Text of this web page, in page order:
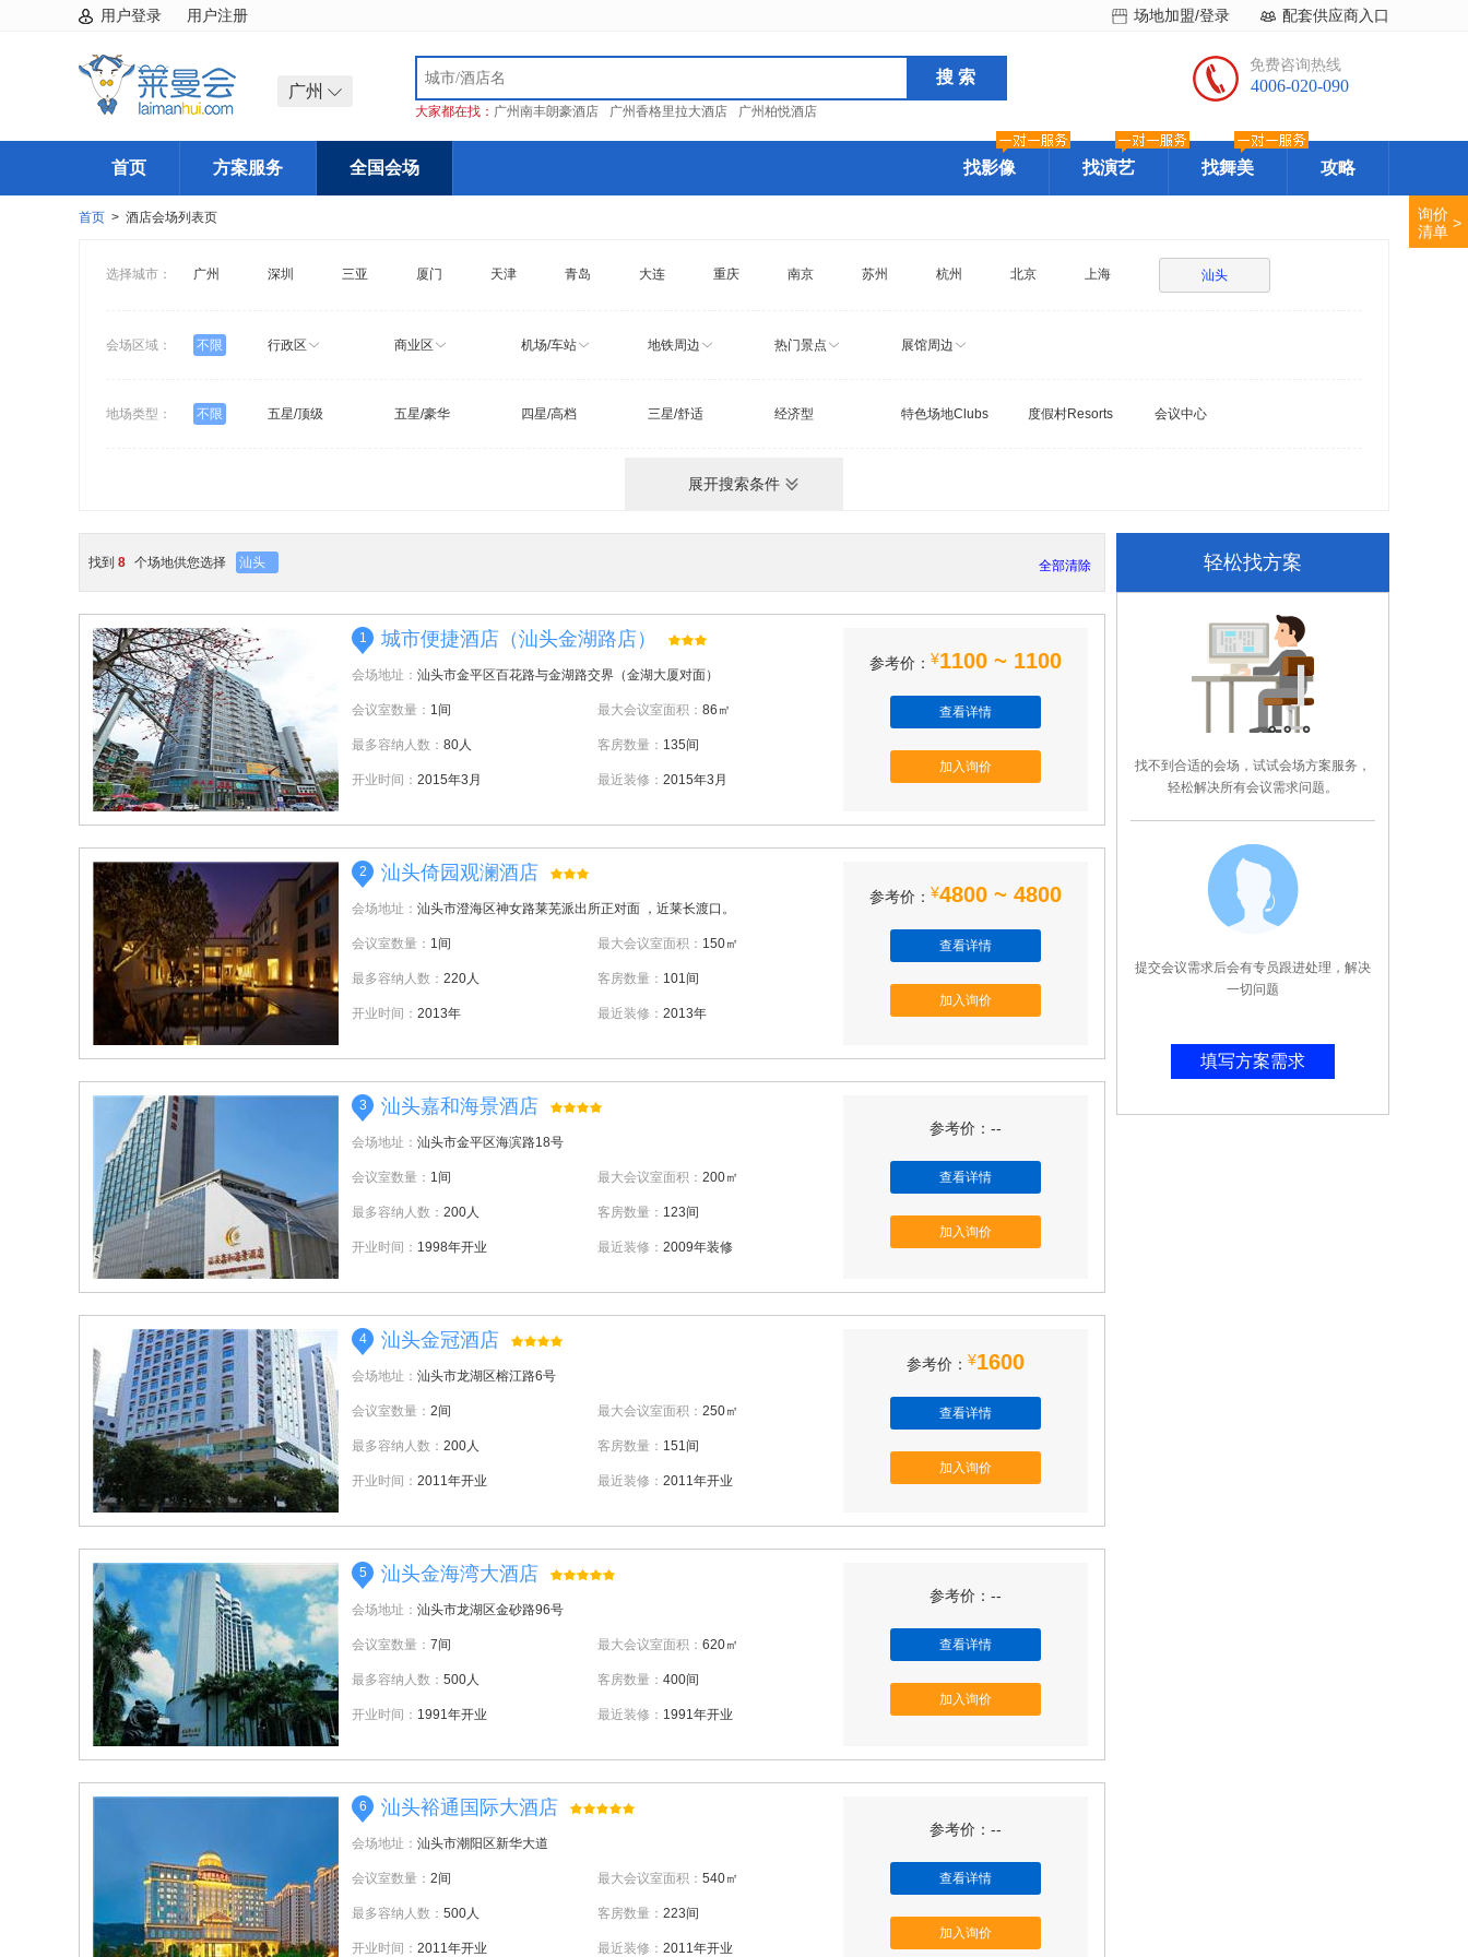
用户登录 用户注册 配套供应商入口
场地加盟/登录
广州
大家都在找： 广州南丰朗豪酒店 广州香格里拉大酒店 广州柏悦酒店
免费咨询热线
4006-020-090
首页 方案服务 全国会场 找影像 找演艺 找舞美 攻略
首页 > 酒店会场列表页
选择城市： 广州 深圳 三亚 厦门 天津 青岛 大连 重庆 南京 苏州 杭州 北京 上海 汕头
会场区域： 不限 行政区 商业区 机场/车站 地铁周边 热门景点 展馆周边
地场类型： 不限 五星/顶级 五星/豪华 四星/高档 三星/舒适 经济型 特色场地Clubs 度假村Resorts 会议中心
展开搜索条件
找到 8 个场地供您选择 汕头 全部清除
1 城市便捷酒店（汕头金湖路店）
会场地址： 汕头市金平区百花路与金湖路交界（金湖大厦对面）
会议室数量： 1间 最大会议室面积： 86㎡
最多容纳人数： 80人 客房数量： 135间
开业时间： 2015年3月 最近装修： 2015年3月
参考价： ¥1100 ~ 1100
查看详情
加入询价
2 汕头倚园观澜酒店
会场地址： 汕头市澄海区神女路莱芜派出所正对面 ，近莱长渡口。
会议室数量： 1间 最大会议室面积： 150㎡
最多容纳人数： 220人 客房数量： 101间
开业时间： 2013年 最近装修： 2013年
参考价： ¥4800 ~ 4800
查看详情
加入询价
3 汕头嘉和海景酒店
会场地址： 汕头市金平区海滨路18号
会议室数量： 1间 最大会议室面积： 200㎡
最多容纳人数： 200人 客房数量： 123间
开业时间： 1998年开业 最近装修： 2009年装修
参考价：--
查看详情
加入询价
4 汕头金冠酒店
会场地址： 汕头市龙湖区榕江路6号
会议室数量： 2间 最大会议室面积： 250㎡
最多容纳人数： 200人 客房数量： 151间
开业时间： 2011年开业 最近装修： 2011年开业
参考价： ¥1600
查看详情
加入询价
5 汕头金海湾大酒店
会场地址： 汕头市龙湖区金砂路96号
会议室数量： 7间 最大会议室面积： 620㎡
最多容纳人数： 500人 客房数量： 400间
开业时间： 1991年开业 最近装修： 1991年开业
参考价：--
查看详情
加入询价
6 汕头裕通国际大酒店
会场地址： 汕头市潮阳区新华大道
会议室数量： 2间 最大会议室面积： 540㎡
最多容纳人数： 500人 客房数量： 223间
开业时间： 2011年开业 最近装修： 2011年开业
参考价：--
查看详情
加入询价
轻松找方案
找不到合适的会场，试试会场方案服务，
轻松解决所有会议需求问题。
提交会议需求后会有专员跟进处理，解决
一切问题
填写方案需求
询价
清单 >